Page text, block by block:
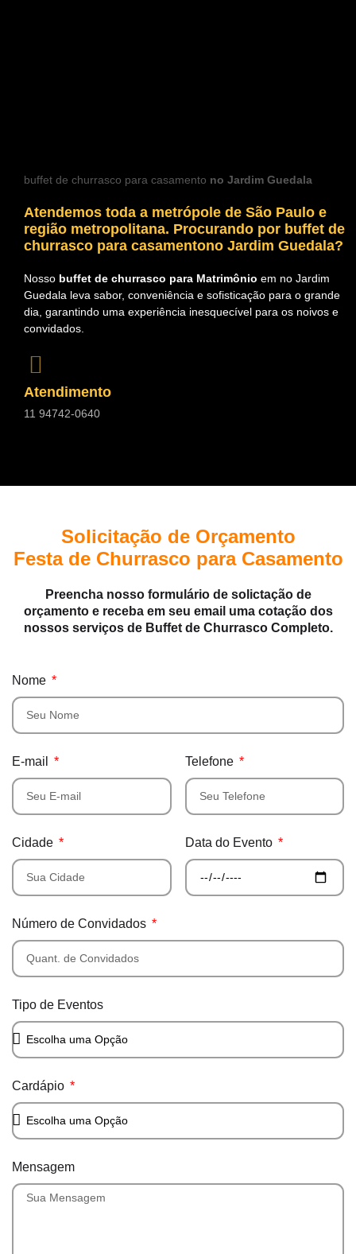
buffet de churrasco para casamento no Jardim Guedala
Atendemos toda a metrópole de São Paulo e
região metropolitana. Procurando por buffet de
churrasco para casamentono Jardim Guedala?
Nosso buffet de churrasco para Matrimônio em no Jardim
Guedala leva sabor, conveniência e sofisticação para o grande
dia, garantindo uma experiência inesquecível para os noivos e
convidados.
Atendimento
11 94742-0640
Solicitação de Orçamento
Festa de Churrasco para Casamento
Preencha nosso formulário de solictação de
orçamento e receba em seu email uma cotação dos
nossos serviços de Buffet de Churrasco Completo.
Nome
E-mail Telefone
Cidade Data do Evento
Número de Convidados
Tipo de Eventos
Cardápio
Mensagem